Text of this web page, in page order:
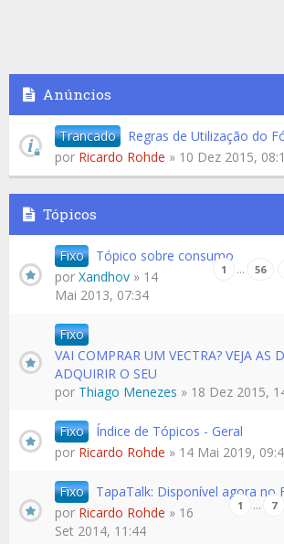
Anúncios
Trancado
Regras de Utilização do
por Ricardo Rohde » 10 Dez 2015,
Tópicos
Fixo Tópico sobre consumo
1 … 56
por Xandhov » 14
Mai 2013, 07:34
Fixo
VAI COMPRAR UM VECTRA? VEJA AS
ADQUIRIR O SEU
por Thiago Menezes » 18 Dez 2015,
Fixo
Índice de Tópicos - Geral
por Ricardo Rohde » 14 Mai 2019,
Fixo TapaTalk: Disponível agora no
1 … 7
por Ricardo Rohde » 16
Set 2014, 11:44